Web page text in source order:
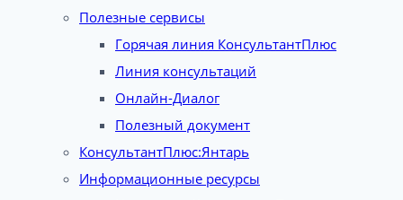
Полезные сервисы
Горячая линия КонсультантПлюс
Линия консультаций
Онлайн-Диалог
Полезный документ
КонсультантПлюс:Янтарь
Информационные ресурсы